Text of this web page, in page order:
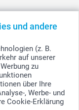
und andere
(z. B.
auf unserer
zu
über Ihre
, Werbe- und
Cookie-Erklärung
zzgl. Versandkosten.